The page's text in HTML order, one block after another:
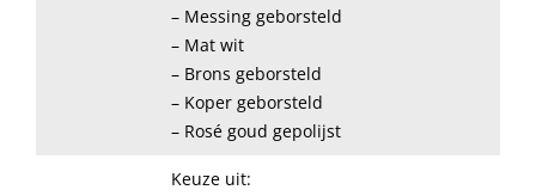
– Messing geborsteld
– Mat wit
– Brons geborsteld
– Koper geborsteld
– Rosé goud gepolijst
Keuze uit: